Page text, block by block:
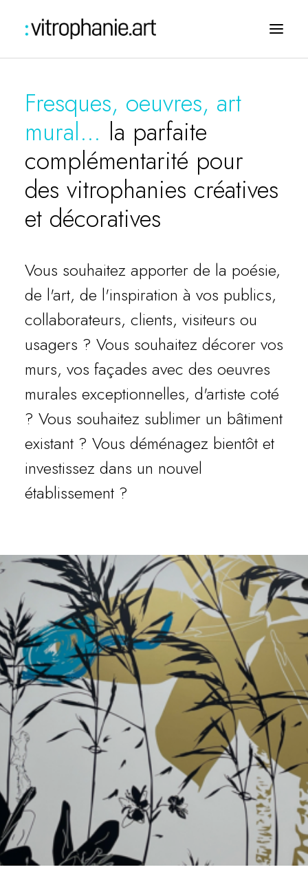
Fresques, oeuvres, art
mural… la parfaite
complémentarité pour
des vitrophanies créatives
et décoratives
Vous souhaitez apporter de la poésie,
de l'art, de l'inspiration à vos publics,
collaborateurs, clients, visiteurs ou
usagers ? Vous souhaitez décorer vos
murs, vos façades avec des oeuvres
murales exceptionnelles, d'artiste coté
? Vous souhaitez sublimer un bâtiment
existant ? Vous déménagez bientôt et
investissez dans un nouvel
établissement ?